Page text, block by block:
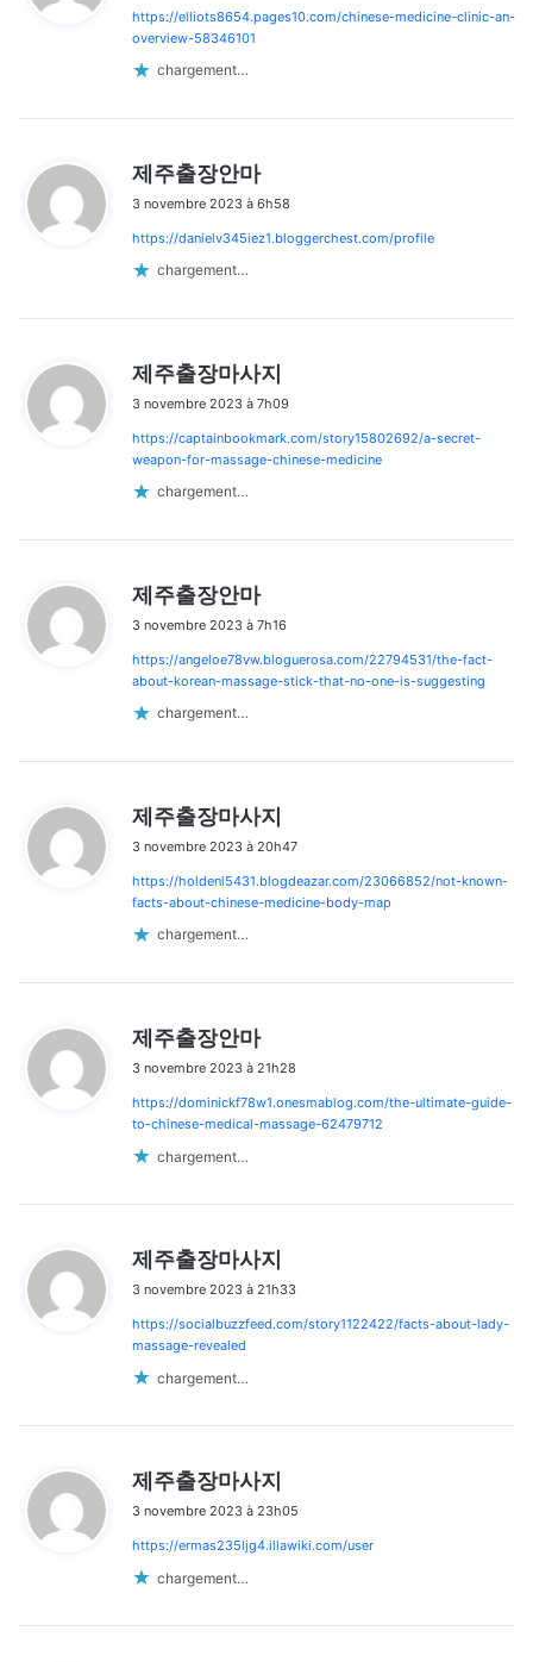
https://elliots8654.pages10.com/chinese-medicine-clinic-an-
overview-58346101
chargement…
제주출장안마
t
3 novembre 2023 à 6h58
https://danielv345iez1.bloggerchest.com/profile
chargement…
제주출장마사지
t
:
3 novembre 2023 à 7h09
https://captainbookmark.com/story15802692/a-secret-
weapon-for-massage-chinese-medicine
chargement…
제주출장안마
t
:
3 novembre 2023 à 7h16
https://angeloe78vw.bloguerosa.com/22794531/the-fact-
about-korean-massage-stick-that-no-one-is-suggesting
chargement…
제주출장마사지
t
:
3 novembre 2023 à 20h47
https://holdenl5431.blogdeazar.com/23066852/not-known-
facts-about-chinese-medicine-body-map
chargement…
제주출장안마
t
:
3 novembre 2023 à 21h28
https://dominickf78w1.onesmablog.com/the-ultimate-guide-
to-chinese-medical-massage-62479712
chargement…
제주출장마사지
t
3 novembre 2023 à 21h33
https://socialbuzzfeed.com/story1122422/facts-about-lady-
massage-revealed
chargement…
제주출장마사지
t
3 novembre 2023 à 23h05
https://ermas235ljg4.illawiki.com/user
chargement…